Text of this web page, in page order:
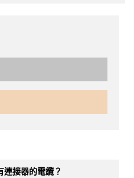
連接器的電纜？